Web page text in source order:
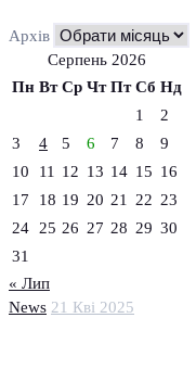
News 21 Кві 2025
Архів
Серпень 2026
Пн Вт Ср Чт Пт Сб Нд
1
2
3
4 5 6 7 8
9
10
11 12 13 14 15 16
17
18 19 20 21 22 23
24
25 26 27 28 29 30
31
« Лип